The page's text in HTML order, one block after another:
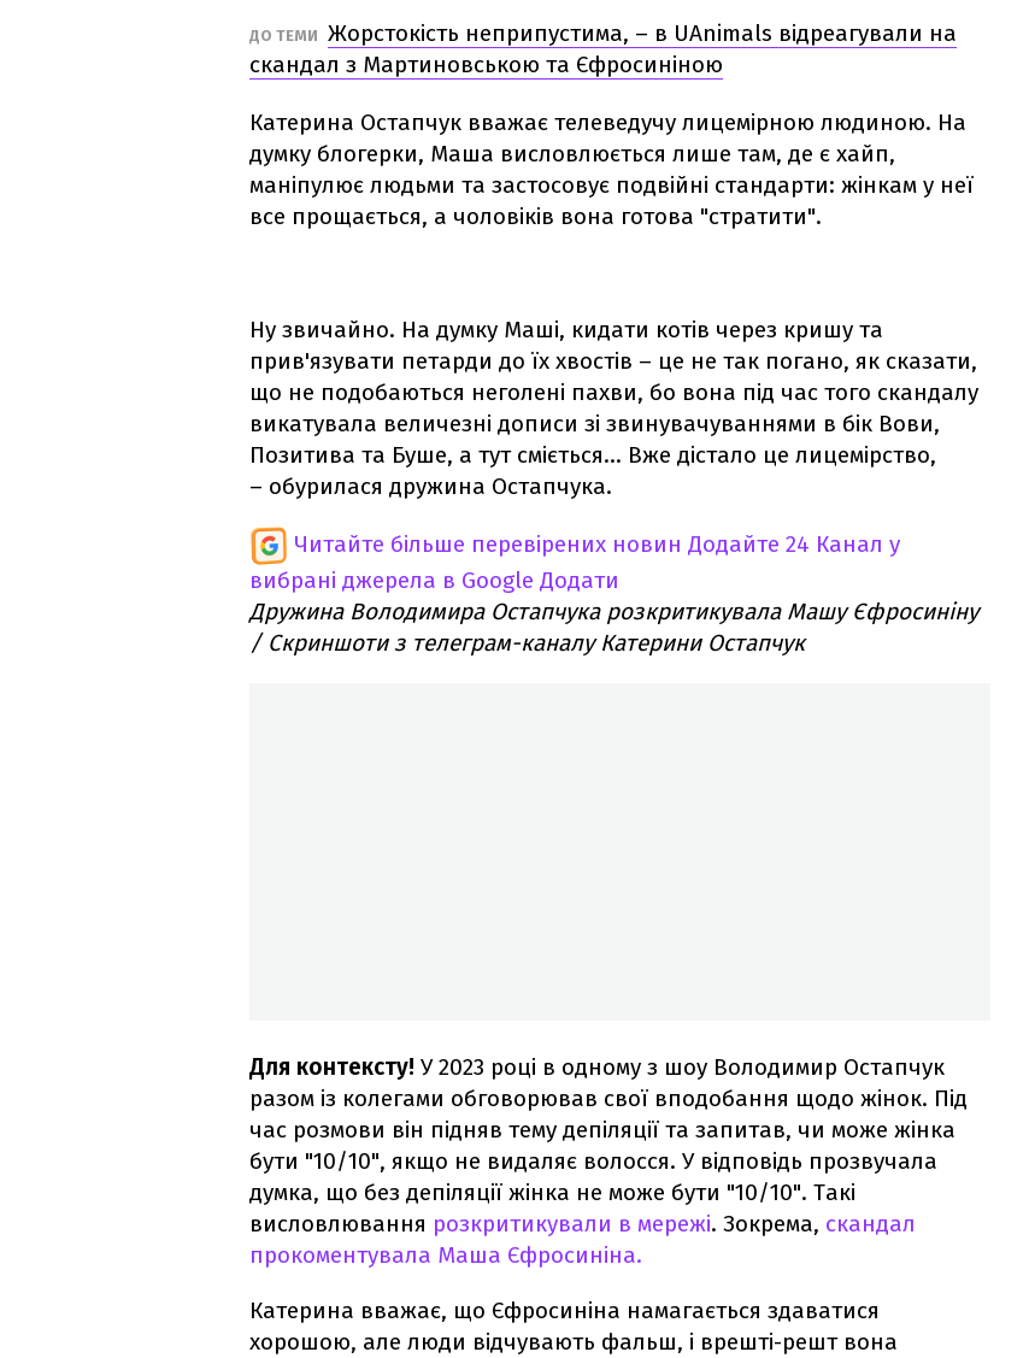
ДО ТЕМИ Жорстокість неприпустима, – в UAnimals відреагували на
скандал з Мартиновською та Єфросиніною
Катерина Остапчук вважає телеведучу лицемірною людиною. На
думку блогерки, Маша висловлюється лише там, де є хайп,
маніпулює людьми та застосовує подвійні стандарти: жінкам у неї
все прощається, а чоловіків вона готова "стратити".
Ну звичайно. На думку Маші, кидати котів через кришу та
прив'язувати петарди до їх хвостів – це не так погано, як сказати,
що не подобаються неголені пахви, бо вона під час того скандалу
викатувала величезні дописи зі звинувачуваннями в бік Вови,
Позитива та Буше, а тут сміється… Вже дістало це лицемірство,
– обурилася дружина Остапчука.
Читайте більше перевірених новин Додайте 24 Канал у
вибрані джерела в Google Додати
Дружина Володимира Остапчука розкритикувала Машу Єфросиніну
/ Скриншоти з телеграм-каналу Катерини Остапчук
Для контексту! У 2023 році в одному з шоу Володимир Остапчук
разом із колегами обговорював свої вподобання щодо жінок. Під
час розмови він підняв тему депіляції та запитав, чи може жінка
бути "10/10", якщо не видаляє волосся. У відповідь прозвучала
думка, що без депіляції жінка не може бути "10/10". Такі
висловлювання розкритикували в мережі. Зокрема, скандал
прокоментувала Маша Єфросиніна.
Катерина вважає, що Єфросиніна намагається здаватися
хорошою, але люди відчувають фальш, і врешті-решт вона